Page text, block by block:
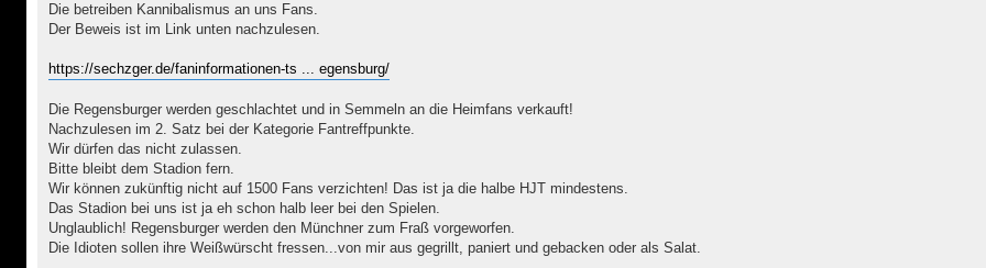
Die betreiben Kannibalismus an uns Fans.
Der Beweis ist im Link unten nachzulesen.
https://sechzger.de/faninformationen-ts ... egensburg/
Die Regensburger werden geschlachtet und in Semmeln an die Heimfans verkauft!
Nachzulesen im 2. Satz bei der Kategorie Fantreffpunkte.
Wir dürfen das nicht zulassen.
Bitte bleibt dem Stadion fern.
Wir können zukünftig nicht auf 1500 Fans verzichten! Das ist ja die halbe HJT mindestens.
Das Stadion bei uns ist ja eh schon halb leer bei den Spielen.
Unglaublich! Regensburger werden den Münchner zum Fraß vorgeworfen.
Die Idioten sollen ihre Weißwürscht fressen...von mir aus gegrillt, paniert und gebacken oder als Salat.